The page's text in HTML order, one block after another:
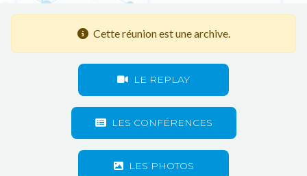
Cette réunion est une archive.
LE REPLAY
LES CONFÉRENCES
LES PHOTOS